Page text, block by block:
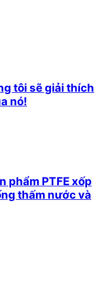
tôi sẽ giải thích
nó!
phẩm PTFE xốp
thấm nước và